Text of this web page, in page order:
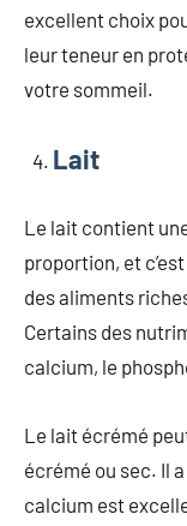
excellent choix
leur teneur en
votre sommeil.
Lait
Le lait contient
proportion, et
des aliments
Certains des
calcium, le
Le lait écrémé
écrémé ou sec. Il
calcium est